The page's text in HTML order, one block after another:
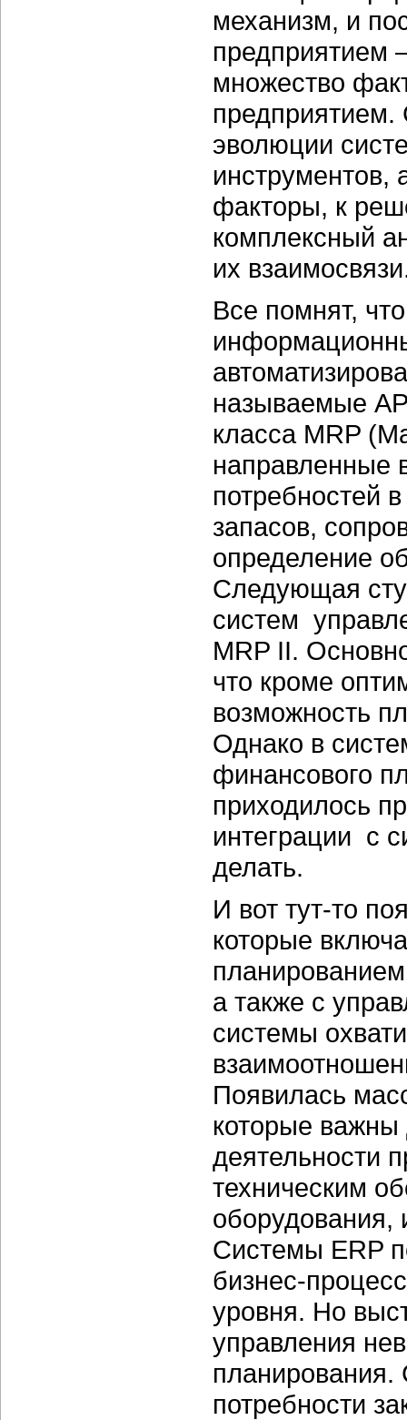
механизм, и
предприятием
множество
предприятием.
эволюции
инструментов,
факторы, к
комплексный
их
Все помнят,
называемые
класса MRP
направленные
потребностей
запасов,
определение
Следующая
систем
MRP II.
что кроме
возможность
Однако в
финансового
приходилось
интеграции с
делать.
И вот тут-то
которые
а также с
системы
Появилась
которые
деятельности
техническим
оборудования,
Системы ERP
бизнес-
уровня. Но
управления
планирования.
потребности